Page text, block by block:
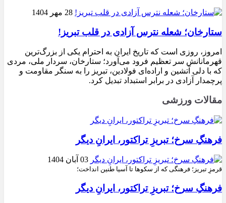
28 مهر 1404
ستارخان؛ شعله نترس آزادی در قلب تبریز!
امروز، روزی است که تاریخ ایران به احترام یکی از بزرگ‌ترین
قهرمانانش سر تعظیم فرود می‌آورد؛ ستارخان، سردار ملی، مردی
که با دلی آتشین و اراده‌ای فولادین، تبریز را به سنگر مقاومت و
پرچمدار آزادی در برابر استبداد تبدیل کرد.
مقالات ورزشی
فرهنگِ سرخ؛ تبریزِ تراکتور، ایرانِ دیگر
03 آبان 1404
قرمزِ تبریز؛ فرهنگی که از سکوها تا آسیا طنین انداخت؛
فرهنگِ سرخ؛ تبریزِ تراکتور، ایرانِ دیگر